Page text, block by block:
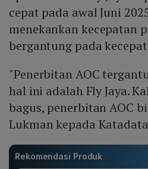
cepat pada awal Juni
menekankan kecepatan
bergantung pada
"Penerbitan AOC
hal ini adalah Fly Jaya.
bagus, penerbitan AOC
Lukman kepada
Rekomendasi Produk